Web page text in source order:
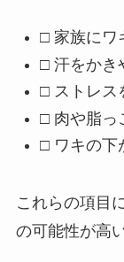
□ 家族にワ
□ 汗をかき
□ ストレス
□ 肉や脂っ
□ ワキの下
これらの項目
の可能性が高